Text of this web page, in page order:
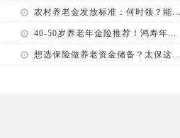
农村养老金发放标准：何时领？能...
40-50岁养老年金险推荐！鸿寿年...
想选保险做养老资金储备？太保这...